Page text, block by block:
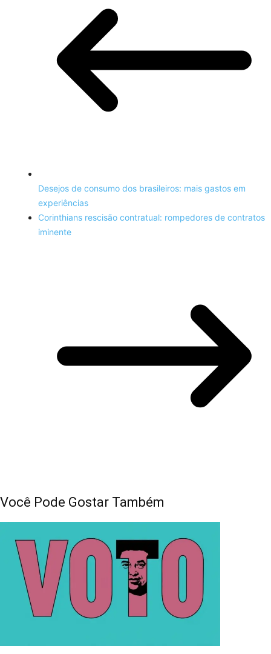
Desejos de consumo dos brasileiros: mais gastos em
experiências
Corinthians rescisão contratual: rompedores de contratos
iminente
Você Pode Gostar Também